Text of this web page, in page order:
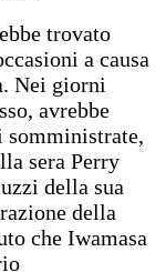
trovato
a causa
Nei giorni
avrebbe
somministrate,
sera Perry
della sua
della
che Iwamasa